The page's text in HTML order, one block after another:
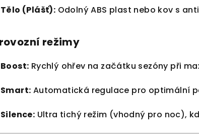
Tělo (Plášť): Odolný ABS plast nebo kov s
režimy
Boost: Rychlý ohřev na začátku sezóny při
Smart: Automatická regulace pro optimální
Silence: Ultra tichý režim (vhodný pro noc),